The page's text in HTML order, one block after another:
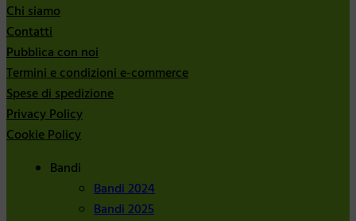
Chi siamo
Contatti
Pubblica con noi
Termini e condizioni e-commerce
Spese di spedizione
Privacy Policy
Cookie Policy
Bandi
Bandi 2024
Bandi 2025